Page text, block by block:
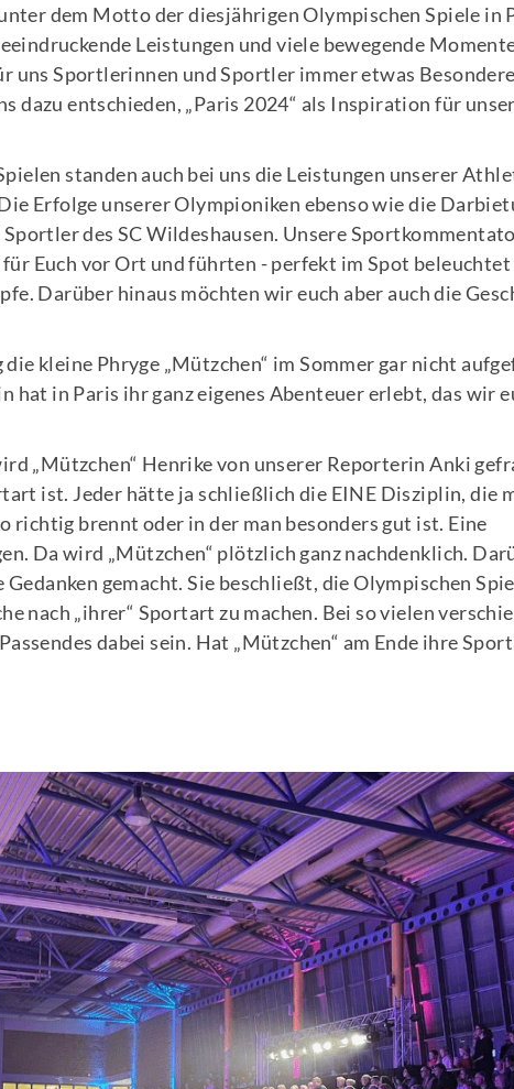
dem Motto der diesjährigen Olympischen Spiele in
Leistungen und viele bewegende
uns Sportlerinnen und Sportler immer etwas
dazu entschieden, „Paris 2024“ als Inspiration für
standen auch bei uns die Leistungen unserer
Erfolge unserer Olympioniken ebenso wie die
des SC Wildeshausen. Unsere
Euch vor Ort und führten - perfekt im Spot
Darüber hinaus möchten wir euch aber auch die
die kleine Phryge „Mützchen“ im Sommer gar nicht
hat in Paris ihr ganz eigenes Abenteuer erlebt, das wir
„Mützchen“ Henrike von unserer Reporterin Anki
ist. Jeder hätte ja schließlich die EINE Disziplin, die
richtig brennt oder in der man besonders gut ist. Eine
Da wird „Mützchen“ plötzlich ganz nachdenklich.
gemacht. Sie beschließt, die Olympischen
nach „ihrer“ Sportart zu machen. Bei so vielen
dabei sein. Hat „Mützchen“ am Ende ihre
Geschäftsstelle
Grüner Weg 1
27793 Wildeshausen
04431/2994